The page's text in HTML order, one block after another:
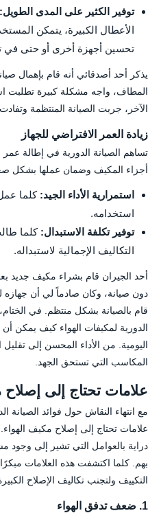
توفير الكثير على المدى الطويل:
الأعطال الكبيرة، يتمكن
تحسين أجهزة أخرى أو حتى في
يذكر أحد أصدقائي أنه قام بإهمال
المطاف، واجه مشكلة كبيرة تطلبت
الآخر، جربت الصيانة المنتظمة
زيادة العمر الافتراضي للجهاز
تساهم الصيانة الدورية في إطالة
أجزاء المكيف وضمان عملها بشكل
استمرارية الأداء الجيد: كلما
استخدامه.
توفير تكلفة الاستبدال: كلما
التكاليف الإجمالية لاستبداله.
أحد الجيران قام بشراء مكيف جديد
دون صيانة، وكان صادماً لي أن جهازه
قام بالصيانة بشكل منتظم. في
الدورية لمكيفات الهواء كيف يمكن أن
اليومية. من الأداء المحسن إلى تقليل
المكاسب التي تستحق الجهد.
علامات تحتاج إلى إصلاح
مع انتهاء النقاش حول فوائد الصيانة
علامات تحتاج إلى إصلاح مكيف
دراية بالعوامل التي تشير إلى وجود
بهم. كلما اكتشفت هذه العلامات
التكييف ولتجنب تكاليف الإصلاح
1. ضعف تدفق الهواء